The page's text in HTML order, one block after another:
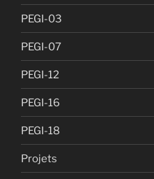
PEGI-03
PEGI-07
PEGI-12
PEGI-16
PEGI-18
Projets